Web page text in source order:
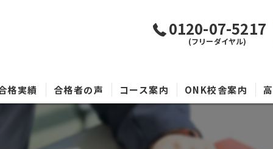
0120-07-5217
(フリーダイヤル)
格実績 合格者の声 コース案内 ONK校舎案内